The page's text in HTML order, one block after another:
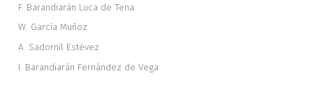
F. Barandiarán Luca de Tena
W. García Muñoz
A. Sadornil Estévez
I. Barandiarán Fernández de Vega